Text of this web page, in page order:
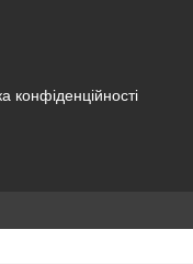
конфіденційності